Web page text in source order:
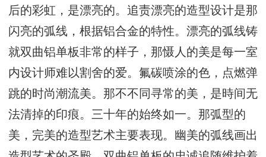
后的彩虹，是漂亮的。追责漂亮的造型设计是那
闪亮的弧线，根据铝合金的特性。漂亮的弧线铸
就双曲铝单板非常的样子，那慑人的美是每一室
内设计师难以割舍的爱。氟碳喷涂的色，点燃弹
跳的时尚潮流美。那不不同寻常的美，是時间无
法清掉的印痕。三十年的始终如一。那弧型的
美，完美的造型艺术主要表现。幽美的弧线画出